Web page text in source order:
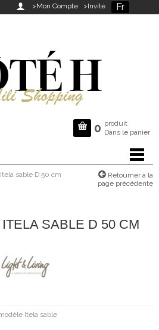
Fr
 >Mon Compte >Invité
 0 produit
Dans le panier
sable D 50 cm
Retourner à la
page précédente
SABLE D 50 CM
Itela sable